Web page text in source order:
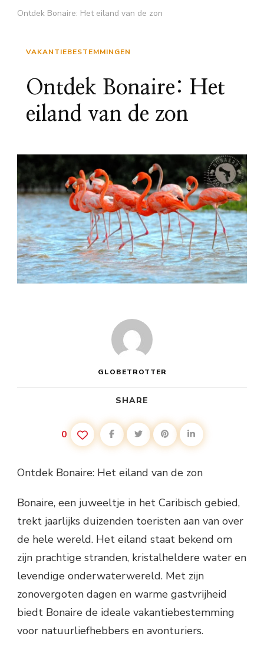
Ontdek Bonaire: Het eiland van de zon
VAKANTIEBESTEMMINGEN
Ontdek Bonaire: Het
eiland van de zon
GLOBETROTTER
SHARE
0
Ontdek Bonaire: Het eiland van de zon
Bonaire, een juweeltje in het Caribisch gebied,
trekt jaarlijks duizenden toeristen aan van over
de hele wereld. Het eiland staat bekend om
zijn prachtige stranden, kristalheldere water en
levendige onderwaterwereld. Met zijn
zonovergoten dagen en warme gastvrijheid
biedt Bonaire de ideale vakantiebestemming
voor natuurliefhebbers en avonturiers.